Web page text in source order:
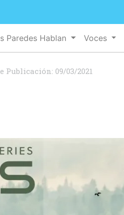
Paredes Hablan Voces
Publicación: 09/03/2021